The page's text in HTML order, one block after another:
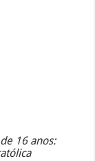
16 anos: